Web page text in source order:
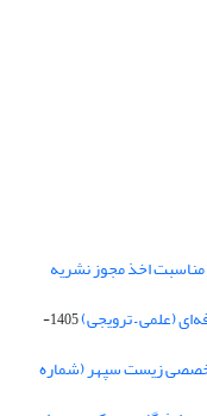
مناسبت اخذ مجوز نشریه
(علمی – ترویجی)
1405-
زیست سپهر (شماره